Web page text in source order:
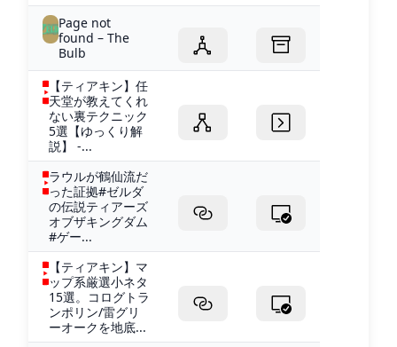
Page not
found – The
Bulb
【ティアキン】任
天堂が教えてくれ
ない裏テクニック
5選【ゆっくり解
説】 -...
ラウルが鶴仙流だ
った証拠#ゼルダ
の伝説ティアーズ
オブザキングダム
#ゲー...
【ティアキン】マ
ップ系厳選小ネタ
15選。コログトラ
ンポリン/雷グリ
ーオークを地底...